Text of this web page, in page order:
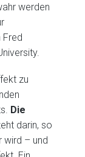
werden
zu
Die
darin, so
wird – und